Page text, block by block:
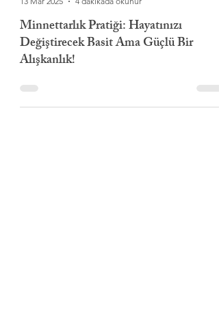
Alara Candan Yağcı
13 Mar 2025
4 dakikada okunur
Minnettarlık Pratiği: Hayatınızı
Alışkanlık!